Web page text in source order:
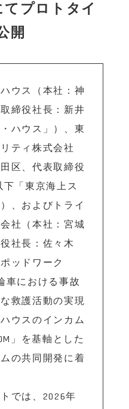
プロトタイ
開
ウス（本社：神
締役社長：新井
ハウス」）、東
ティ株式会社
区、代表取締役
「東京海上ス
、およびトライ
社（本社：宮城
社長：佐々木
ッドワーク
車における事故
救護活動の実現
ウスのインカム
」を基軸とした
の共同開発に着
では、2026年